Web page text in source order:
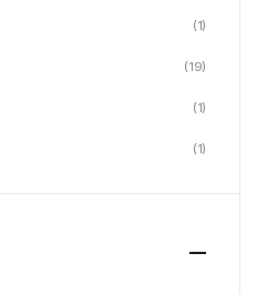
(1)
(19)
(1)
(1)